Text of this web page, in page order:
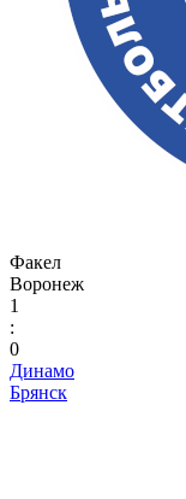
Факел
Воронеж
1
:
0
Динамо
Брянск